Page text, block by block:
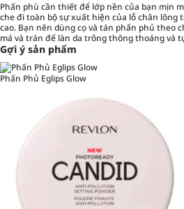
Phấn phù cần thiết để lớp nền của bạn mịn
che đi toàn bộ sự xuất hiện của lỗ chân
cao. Bạn nên dùng cọ và tán phấn phủ theo
má và trán để làn da trông thông thoáng và
Gợi ý sản phẩm
Phấn Phủ Eglips Glow